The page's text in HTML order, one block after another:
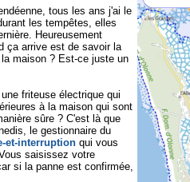
tous les ans j'ai le
les tempêtes, elles
Heureusement
ça arrive est de savoir la
maison ? Est-ce juste un
friteuse électrique qui
à la maison qui sont
sûre ? C'est là que
le gestionnaire du
et-interruption qui vous
saisissez votre
si la panne est confirmée,